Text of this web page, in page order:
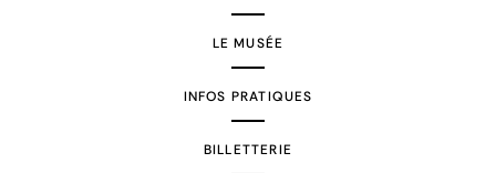
LE MUSÉE
INFOS PRATIQUES
BILLETTERIE